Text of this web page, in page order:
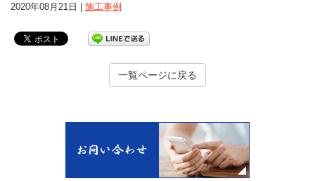
2020年08月21日 | 施工事例
一覧ページに戻る